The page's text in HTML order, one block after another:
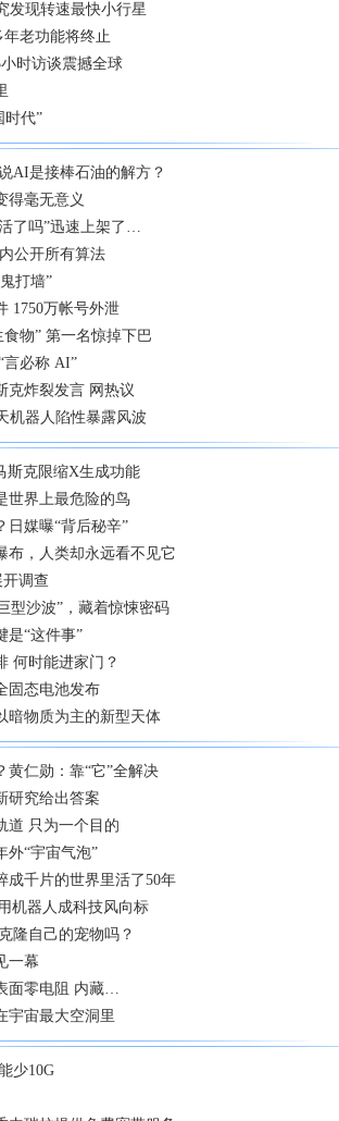
发现转速最快小行星
年老功能将终止
时访谈震撼全球
时代”
AI是接棒石油的解方？
得毫无意义
了吗”迅速上架了…
公开所有算法
打墙”
1750万帐号外泄
物” 第一名惊掉下巴
言必称 AI”
克炸裂发言 网热议
机器人陷性暴露风波
克限缩X生成功能
世界上最危险的鸟
日媒曝“背后秘辛”
布，人类却永远看不见它
开调查
型沙波”，藏着惊悚密码
是“这件事”
何时能进家门？
固态电池发布
暗物质为主的新型天体
黄仁勋：靠“它”全解决
研究给出答案
道 只为一个目的
外“宇宙气泡”
成千片的世界里活了50年
机器人成科技风向标
隆自己的宠物吗？
一幕
面零电阻 内藏…
宇宙最大空洞里
少10G